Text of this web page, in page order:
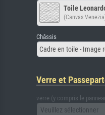
Toile
(Canvas
Châssis
Cadre en toile - Image
Verre et
verre (y compris le
Veuillez sélectionner